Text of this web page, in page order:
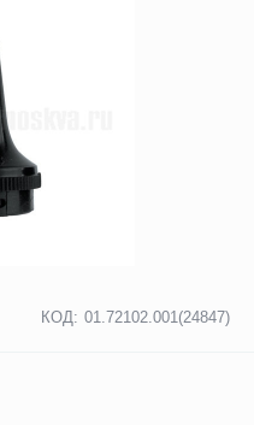
КОД: 01.72102.001(24847)